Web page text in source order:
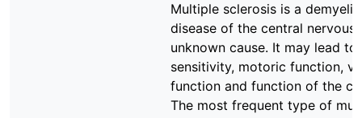
Multiple sclerosis is a
disease of the central nervous
unknown cause. It may lead
sensitivity, motoric function,
function and function of the
The most frequent type of